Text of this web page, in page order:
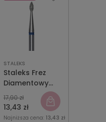
STALEKS
Staleks Frez
Diamentowy
Kropla
Niebieska
Expert 1,6 mm
13,43 zł
17,90 zł
Najniższa cena: 13,43 zł